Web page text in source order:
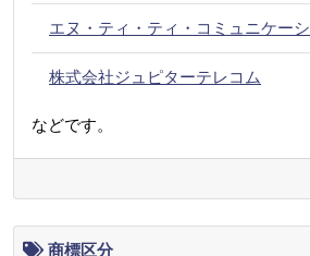
エヌ・ティ・ティ・コミュニケー
株式会社ジュピターテレコム
などです。
商標区分